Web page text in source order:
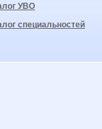
УВО
специальностей